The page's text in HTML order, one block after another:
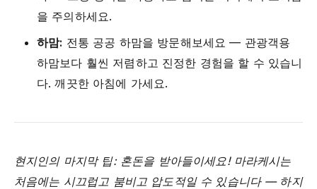
을 주의하세요.
하맘: 전통 공공 하맘을 방문해보세요 — 관광객용
하맘보다 훨씬 저렴하고 진정한 경험을 할 수 있습니
다. 깨끗한 아침에 가세요.
현지인의 마지막 팁: 혼돈을 받아들이세요! 마라케시는
처음에는 시끄럽고 붐비고 압도적일 수 있습니다 — 하지